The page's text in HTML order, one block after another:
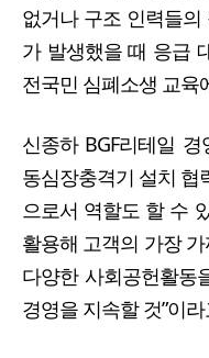
없거나 구조 인력들
가 발생했을 때 응급
전국민 심폐소생 교육
신종하 BGF리테일
동심장충격기 설치 협
으로서 역할도 할 수
활용해 고객의 가장
다양한 사회공헌활동
경영을 지속할 것”이